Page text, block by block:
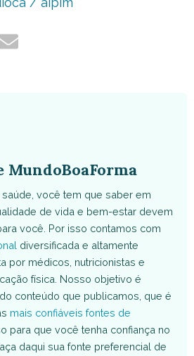
Share
MundoBoaForma
você tem que saber em
de vida e bem-estar devem
você. Por isso contamos com
diversificada e altamente
por médicos, nutricionistas e
física. Nosso objetivo é
conteúdo que publicamos, que é
mais confiáveis fontes de
para que você tenha confiança no
daqui sua fonte preferencial de